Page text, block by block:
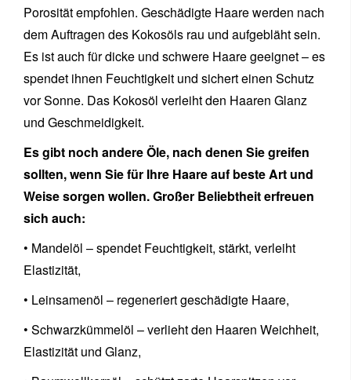
Porosität empfohlen. Geschädigte Haare werden nach
dem Auftragen des Kokosöls rau und aufgebläht sein.
Es ist auch für dicke und schwere Haare geeignet – es
spendet ihnen Feuchtigkeit und sichert einen Schutz
vor Sonne. Das Kokosöl verleiht den Haaren Glanz
und Geschmeidigkeit.
Es gibt noch andere Öle, nach denen Sie greifen
sollten, wenn Sie für Ihre Haare auf beste Art und
Weise sorgen wollen. Großer Beliebtheit erfreuen
sich auch:
• Mandelöl – spendet Feuchtigkeit, stärkt, verleiht
Elastizität,
• Leinsamenöl – regeneriert geschädigte Haare,
• Schwarzkümmelöl – verlieht den Haaren Weichheit,
Elastizität und Glanz,